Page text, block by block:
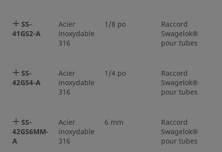
SS-
41GS2-A
Acier
inoxydable
316
1/8 po
Raccord
Swagelok®
pour tubes
SS-
42GS4-A
Acier
inoxydable
316
1/4 po
Raccord
Swagelok®
pour tubes
SS-
42GS6MM-
A
Acier
inoxydable
316
6 mm
Raccord
Swagelok®
pour tubes